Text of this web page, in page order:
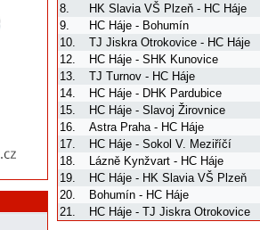
8.
HK Slavia VŠ Plzeň - HC Háje
9.
HC Háje - Bohumín
10.
TJ Jiskra Otrokovice - HC Háje
12.
HC Háje - SHK Kunovice
13.
TJ Turnov - HC Háje
14.
HC Háje - DHK Pardubice
15.
HC Háje - Slavoj Žirovnice
16.
Astra Praha - HC Háje
17.
HC Háje - Sokol V. Meziříčí
18.
Lázně Kynžvart - HC Háje
19.
HC Háje - HK Slavia VŠ Plzeň
20.
Bohumín - HC Háje
21.
HC Háje - TJ Jiskra Otrokovice